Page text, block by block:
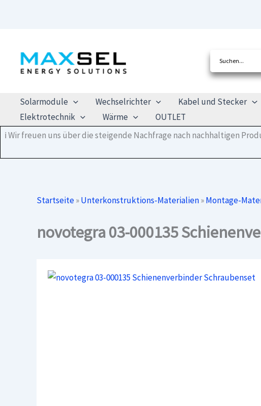
Inhalt
springen
Solarmodule Wechselrichter Kabel und Stecker
Elektrotechnik
Wärme OUTLET
ℹ️ Wir freuen uns über die steigende Nachfrage nach nachhaltigen
Startseite»Unterkonstruktions-Materialien»Montage-
novotegra 03-000135